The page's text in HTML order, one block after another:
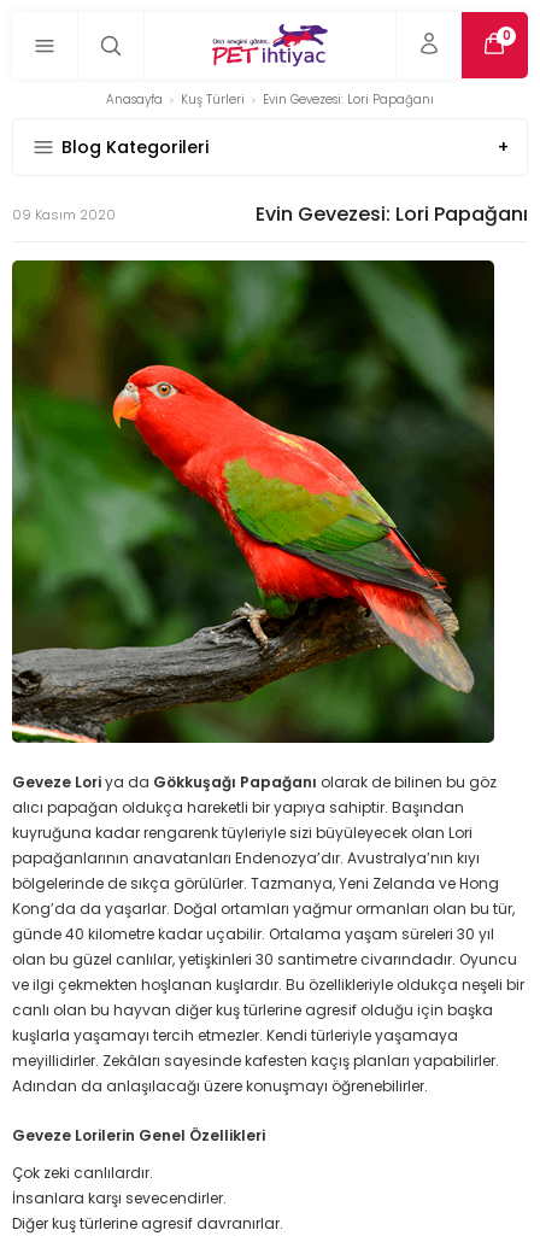
0
Anasayfa Kuş Türleri Evin Gevezesi: Lori Papağanı
Blog Kategorileri
Evin Gevezesi: Lori Papağanı
09 Kasım 2020
Geveze Loriya da Gökkuşağı Papağanı olarak de bilinen bu göz
alıcı papağan oldukça hareketli bir yapıya sahiptir. Başından
kuyruğuna kadar rengarenk tüyleriyle sizi büyüleyecek olan Lori
papağanlarının anavatanları Endenozya’dır. Avustralya’nın kıyı
bölgelerinde de sıkça görülürler. Tazmanya, Yeni Zelanda ve Hong
Kong’da da yaşarlar. Doğal ortamları yağmur ormanları olan bu tür,
günde 40 kilometre kadar uçabilir. Ortalama yaşam süreleri 30 yıl
olan bu güzel canlılar, yetişkinleri 30 santimetre civarındadır. Oyuncu
ve ilgi çekmekten hoşlanan kuşlardır. Bu özellikleriyle oldukça neşeli bir
canlı olan bu hayvan diğer kuş türlerine agresif olduğu için başka
kuşlarla yaşamayı tercih etmezler. Kendi türleriyle yaşamaya
meyillidirler. Zekâları sayesinde kafesten kaçış planları yapabilirler.
Adından da anlaşılacağı üzere konuşmayı öğrenebilirler.
Geveze Lorilerin Genel Özellikleri
Çok zeki canlılardır.
İnsanlara karşı sevecendirler.
Diğer kuş türlerine agresif davranırlar.